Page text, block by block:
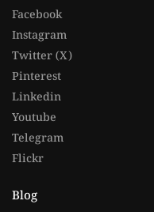
Facebook
Instagram
Twitter (X)
Pinterest
Linkedin
Youtube
Telegram
Flickr
Blog